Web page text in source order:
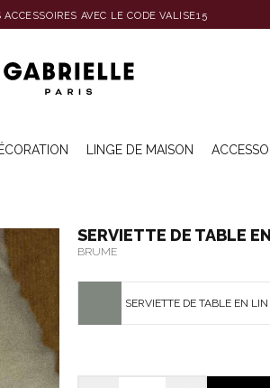
ACCESSOIRES AVEC LE CODE VALISE15
LINGE DE MAISON
SERVIETTE DE TABLE
BRUME
SERVIETTE DE TABLE EN